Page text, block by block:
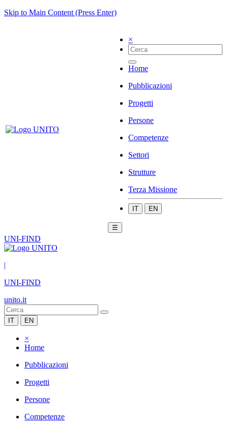
Skip to Main Content (Press Enter)
×
Home
Pubblicazioni
Progetti
Persone
Competenze
Settori
Strutture
Terza Missione
IT EN
☰
UNI-FIND
|
UNI-FIND
unito.it
IT EN
×
Home
Pubblicazioni
Progetti
Persone
Competenze